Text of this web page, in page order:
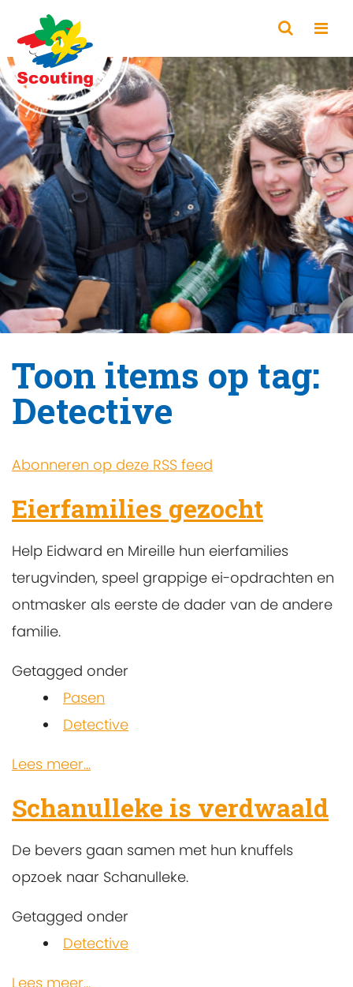
Toon items op tag:
Detective
Abonneren op deze RSS feed
Eierfamilies gezocht
Help Eidward en Mireille hun eierfamilies
terugvinden, speel grappige ei-opdrachten en
ontmasker als eerste de dader van de andere
familie.
Getagged onder
Pasen
Detective
Lees meer...
Schanulleke is verdwaald
De bevers gaan samen met hun knuffels
opzoek naar Schanulleke.
Getagged onder
Detective
Lees meer...